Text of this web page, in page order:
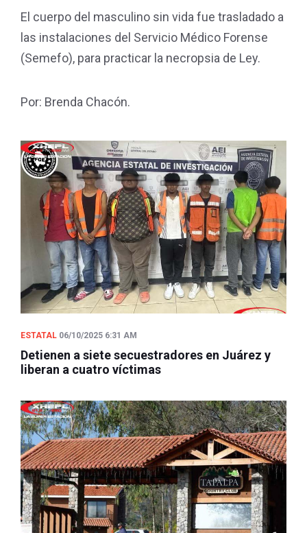
El cuerpo del masculino sin vida fue trasladado a
las instalaciones del Servicio Médico Forense
(Semefo), para practicar la necropsia de Ley.
Por: Brenda Chacón.
ESTATAL 06/10/2025 6:31 AM
Detienen a siete secuestradores en Juárez y
liberan a cuatro víctimas